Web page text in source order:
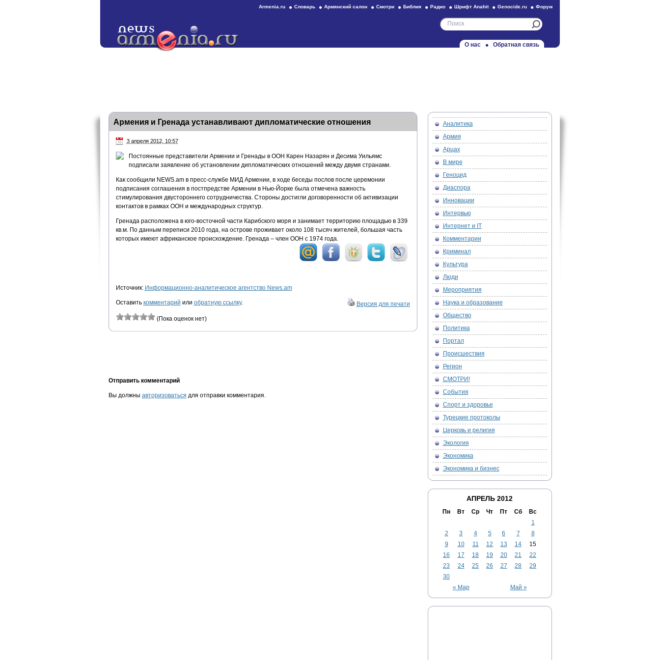
Armenia.ru Словарь Армянский салон Смотри Библия Радио Шрифт Anahit Genocide.ru Форум
О нас Обратная связь
Армения и Гренада устанавливают дипломатические отношения
3 апреля 2012, 10:57
Постоянные представители Армении и Гренады в ООН Карен Назарян и Десима Уильямс
подписали заявление об установлении дипломатических отношений между двумя странами.
Как сообщили NEWS.am в пресс-службе МИД Армении, в ходе беседы послов после церемонии
подписания соглашения в постпредстве Армении в Нью-Йорке была отмечена важность
стимулирования двустороннего сотрудничества. Стороны достигли договоренности об активизации
контактов в рамках ООН и международных структур.
Гренада расположена в юго-восточной части Карибского моря и занимает территорию площадью в 339
кв.м. По данным переписи 2010 года, на острове проживает около 108 тысяч жителей, большая часть
которых имеют африканское происхождение. Гренада – член ООН с 1974 года.
Источник: Информационно-аналитическое агентство News.am
Оставить комментарий или обратную ссылку. Версия для печати
(Пока оценок нет)
Отправить комментарий
Вы должны авторизоваться для отправки комментария.
Аналитика
Армия
Арцах
В мире
Геноцид
Диаспора
Инновации
Интервью
Интернет и IT
Комментарии
Криминал
Культура
Люди
Мероприятия
Наука и образование
Общество
Политика
Портал
Происшествия
Регион
СМОТРИ!
События
Спорт и здоровье
Турецкие протоколы
Церковь и религия
Экология
Экономика
Экономика и бизнес
АПРЕЛЬ 2012
Пн Вт Ср Чт Пт Сб Вс
« Мар Май »
1
2
3 4 5 6 7
8
9
10 11 12 13 14
15
16
17 18 19 20 21
22
23
24 25 26 27 28
29
30